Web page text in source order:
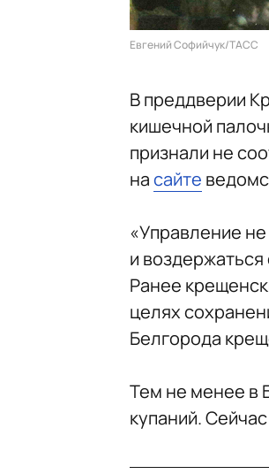
Евгений Софийчук/ТАСС
В преддверии
кишечной
признали не
насайте
«Управление
и
Ранее
целях
Белгорода
Тем не менее в
купаний.